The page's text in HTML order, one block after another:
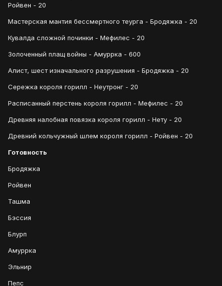
Ройвен - 20
Мастерская мантия бессмертного теурга - Бродяжка - 20
Кувалда сложной починки - Мефилес - 20
Золоченный плащ войны - Амуррка - 600
Алист, шест изначального разрушения - Бродяжка - 20
Сережка короля горилл - Неутронг - 20
Расписанный перстень короля горилл - Мефилес - 20
Древняя налобная повязка короля горилл - Нету - 20
Древний кольчужный шлем короля горилл - Ройвен - 20
Готовность
Бродяжка
Ройвен
Ташма
Бэссия
Блурп
Амуррка
Эльнир
Пепс